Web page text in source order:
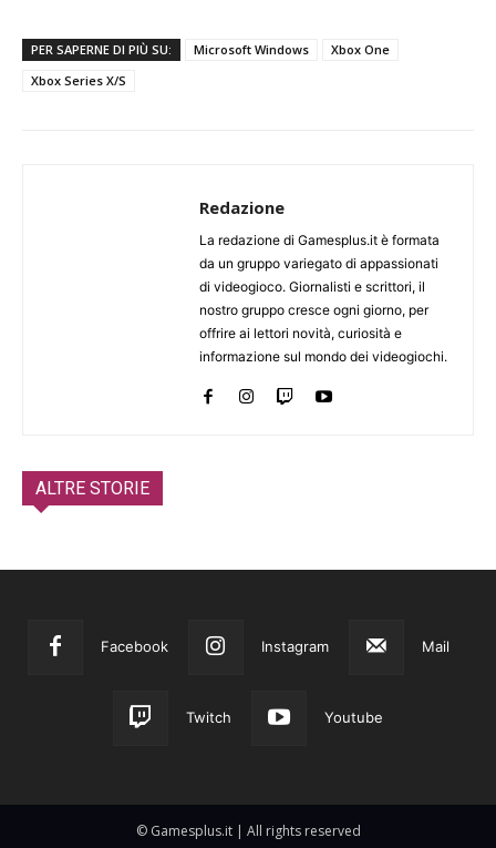
PER SAPERNE DI PIÙ SU: Microsoft Windows
Xbox One
Xbox Series X/S
Redazione
La redazione di Gamesplus.it è formata
da un gruppo variegato di appassionati
di videogioco. Giornalisti e scrittori, il
nostro gruppo cresce ogni giorno, per
offrire ai lettori novità, curiosità e
informazione sul mondo dei videogiochi.
ALTRE STORIE
Facebook Instagram Mail
Twitch Youtube
© Gamesplus.it | All rights reserved